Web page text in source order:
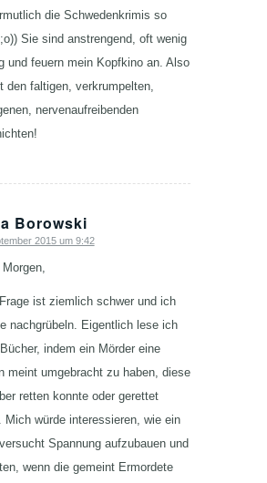
die Schwedenkrimis so
Sie sind anstrengend, oft wenig
und feuern mein Kopfkino an. Also
den faltigen, verkrumpelten,
nervenaufreibenden
Borowski
2015 um 9:42
ist ziemlich schwer und ich
nachgrübeln. Eigentlich lese ich
indem ein Mörder eine
meint umgebracht zu haben, diese
retten konnte oder gerettet
Mich würde interessieren, wie ein
Spannung aufzubauen und
wenn die gemeint Ermordete